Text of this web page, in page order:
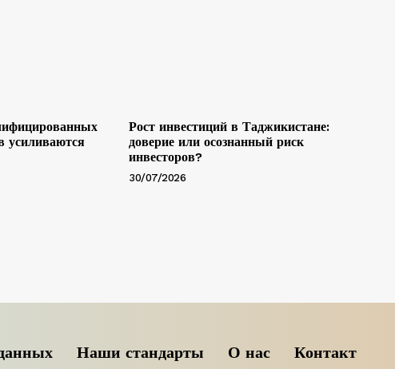
усиливаются
Рост инвестиций в Таджикистане:
доверие или осознанный риск
инвесторов?
30/07/2026
Наши стандарты О нас Контакт